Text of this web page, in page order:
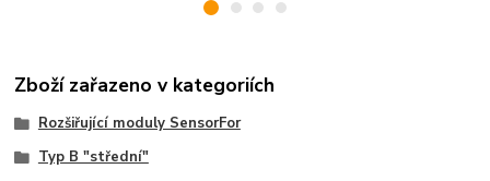
Zboží zařazeno v kategoriích
Rozšiřující moduly SensorFor
Typ B "střední"